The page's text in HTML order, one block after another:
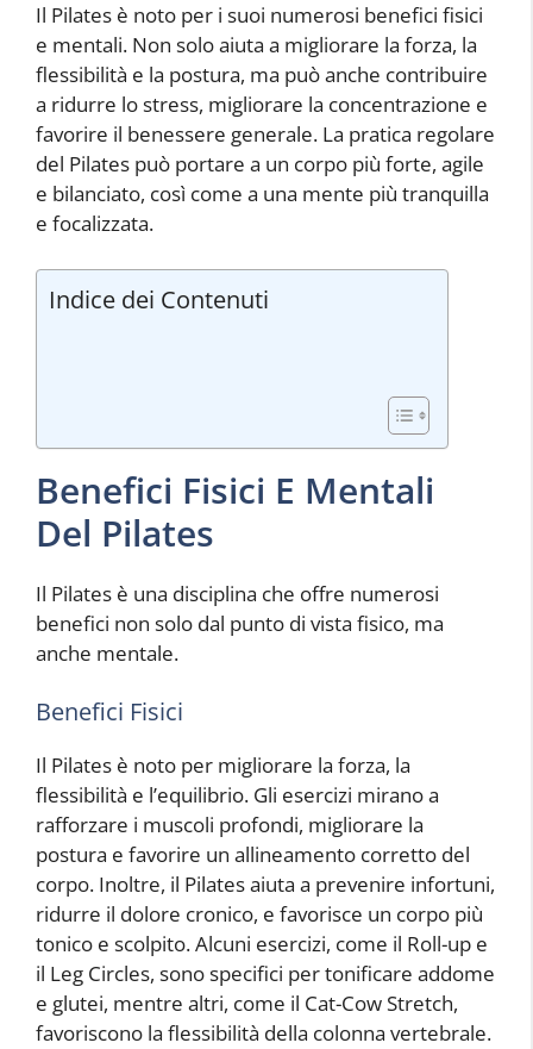
Il Pilates è noto per i suoi numerosi benefici fisici
e mentali. Non solo aiuta a migliorare la forza, la
flessibilità e la postura, ma può anche contribuire
a ridurre lo stress, migliorare la concentrazione e
favorire il benessere generale. La pratica regolare
del Pilates può portare a un corpo più forte, agile
e bilanciato, così come a una mente più tranquilla
e focalizzata.
Indice dei Contenuti
Benefici Fisici E Mentali
Del Pilates
Il Pilates è una disciplina che offre numerosi
benefici non solo dal punto di vista fisico, ma
anche mentale.
Benefici Fisici
Il Pilates è noto per migliorare la forza, la
flessibilità e l’equilibrio. Gli esercizi mirano a
rafforzare i muscoli profondi, migliorare la
postura e favorire un allineamento corretto del
corpo. Inoltre, il Pilates aiuta a prevenire infortuni,
ridurre il dolore cronico, e favorisce un corpo più
tonico e scolpito. Alcuni esercizi, come il Roll-up e
il Leg Circles, sono specifici per tonificare addome
e glutei, mentre altri, come il Cat-Cow Stretch,
favoriscono la flessibilità della colonna vertebrale.